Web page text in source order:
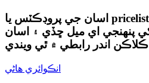
اسان جي پروڊڪٽس يا pricelist جي باري ۾ پڇا ڳاڇا لاء،
پنهنجي اي ميل ڇڏي ۽ اسان
انڪوائري هاڻي